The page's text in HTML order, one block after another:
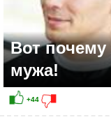
Вот почему
мужа!